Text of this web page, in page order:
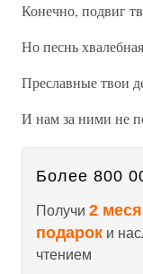
Конечно, подвиг
Но песнь
Преславные твои
И нам за ними не
Более 800
Получи 2
подарок и
чтением